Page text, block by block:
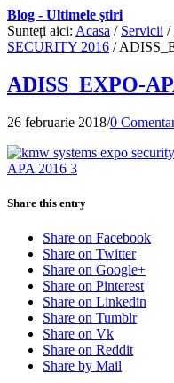
Blog - Ultimele știri
Sunteți aici: Acasa / Servicii /
SECURITY 2016 /
ADISS_EXPO-
26 februarie 2018/0
Share this entry
Share on Facebook
Share on Twitter
Share on Google+
Share on Pinterest
Share on Linkedin
Share on Tumblr
Share on Vk
Share on Reddit
Share by Mail